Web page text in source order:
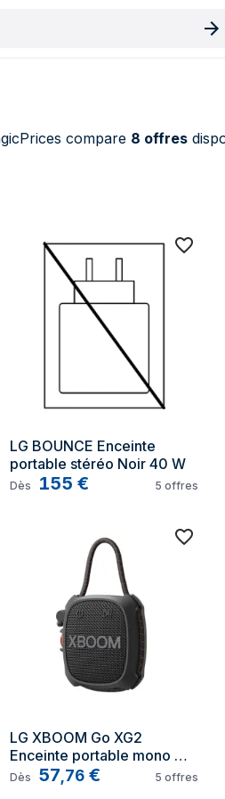
compare 8 offres
Bluetooth (8 produits)
LG BOUNCE Enceinte
portable stéréo Noir 40 W
Dès 155 € 5 offres
LG XBOOM Go XG2
Enceinte portable mono
Noir 5 W
Dès 57,76 € 5 offres